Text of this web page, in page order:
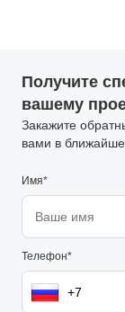
Получите
вашему
Закажите
вами в
Имя*
Телефон*